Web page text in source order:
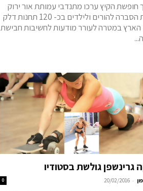
חופשת הקיץ ערכו מתנדבי עמותת אור ירוק
פעילות הסברה להורים ולילדים בכ- 120 תחנות דלק
הארץ במטרה לעורר מודעות לחשיבות חבישת
גרינשפן גולשת בסטודיו
-
20/02/2016
0